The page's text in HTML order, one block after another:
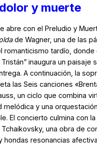
y muerte
abre con el Preludio y
de Wagner, una de las
romanticismo tardío, donde
inaugura un paisaje
A continuación, la
las Seis canciones
un ciclo que combina
melódica y una
El concierto culmina con la
una obra de
hondas resonancias